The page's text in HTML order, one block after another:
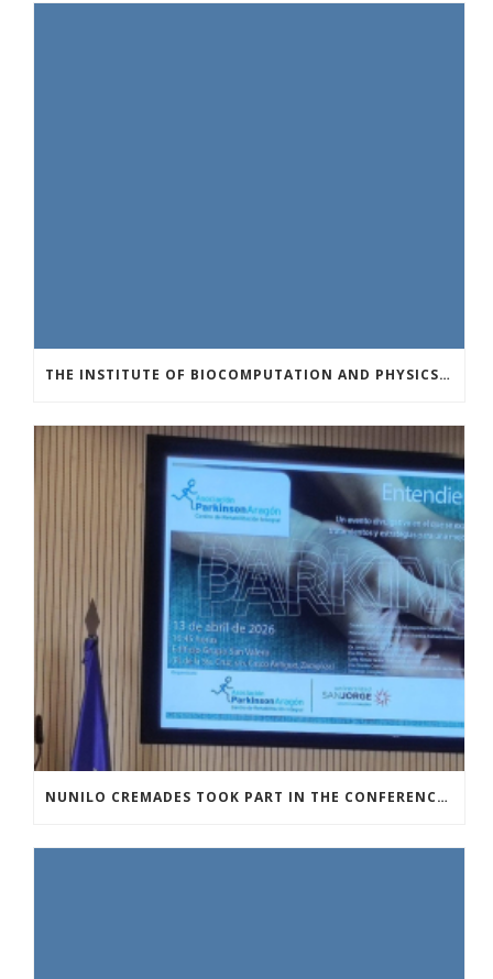
THE INSTITUTE OF BIOCOMPUTATION AND PHYSICS OF COMPLEX SYSTEMS AT THE UNIVERSITY OF ZARAGOZA ORGANISED THE WORKSHOP “THE JOURNEY THROUGH THE DIGESTIVE SYSTEM” FOR MEMBERS OF THE UTRILLO ASSOCIATION
NUNILO CREMADES TOOK PART IN THE CONFERENCE ENTITLED UNDERSTANDING PARKINSON’S. ADVANCES AND NEW PERSPECTIVES’.